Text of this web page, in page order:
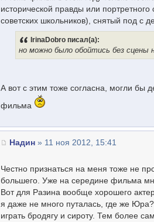
исторической правды или
советских школьников), снятый под с
IrinaDobro писал(а):
но можно было обойтись без сцены
А вот с этим тоже согласна, могли бы
фильма
Надин » 11 ноя 2012, 15:41
Честно признаться на меня тоже не
большего. Уже на середине фильма
Вот для Разина вообще хорошего
я даже не много путалась, где же
играть бродягу и сироту. Тем более